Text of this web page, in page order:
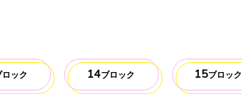
ロック 14ブロック 15ブロック